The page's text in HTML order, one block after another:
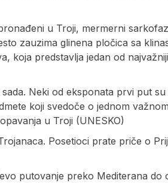
u Troji, mermerni
zauzima glinena pločica sa
koja predstavlja jedan od
Neki od eksponata prvi put
koji svedoče o jednom
u Troji (UNESKO)
Posetioci prate priče o
putovanje preko Mediterana do